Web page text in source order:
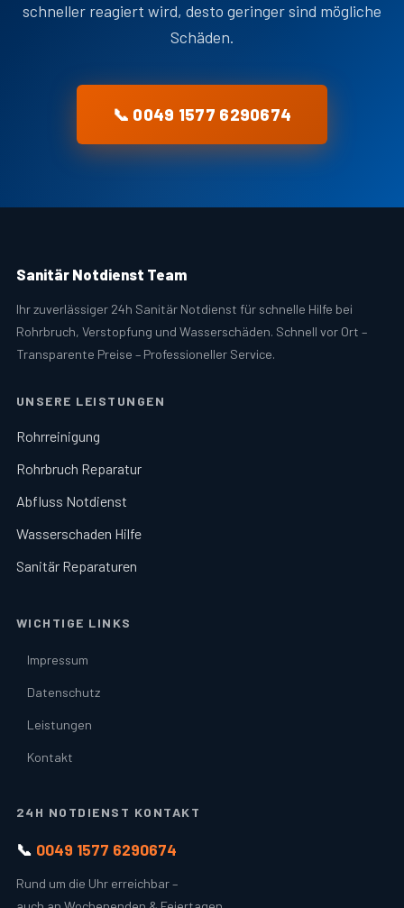
schneller reagiert wird, desto geringer sind mögliche
Schäden.
📞 0049 1577 6290674
Sanitär Notdienst Team
Ihr zuverlässiger 24h Sanitär Notdienst für schnelle Hilfe bei
Rohrbruch, Verstopfung und Wasserschäden. Schnell vor Ort –
Transparente Preise – Professioneller Service.
UNSERE LEISTUNGEN
Rohrreinigung
Rohrbruch Reparatur
Abfluss Notdienst
Wasserschaden Hilfe
Sanitär Reparaturen
WICHTIGE LINKS
Impressum
Datenschutz
Leistungen
Kontakt
24H NOTDIENST KONTAKT
📞 0049 1577 6290674
Rund um die Uhr erreichbar –